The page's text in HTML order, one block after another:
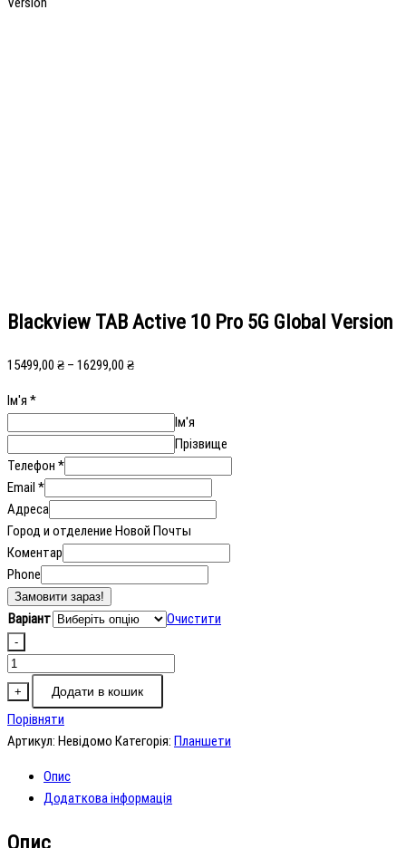
Blackview TAB Active 10 Pro 5G Global Version
15499,00 ₴ – 16299,00 ₴
Ім'я *
Ім'я
Прізвище
Телефон *
Email *
Адреса
Город и отделение Новой Почты
Коментар
Phone
Замовити зараз!
Варіант Очистити
-
Blackview
TAB
Active
10
Pro
Global
кількість
+ Додати в кошик
Порівняти
Артикул: Невідомо Категорія: Планшети
Опис
Додаткова інформація
Опис